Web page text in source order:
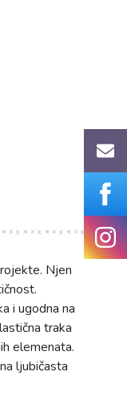
Njen
i ugodna na
traka
elemenata.
ljubičasta